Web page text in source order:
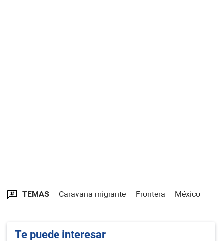
TEMAS Caravana migrante Frontera México
Te puede interesar